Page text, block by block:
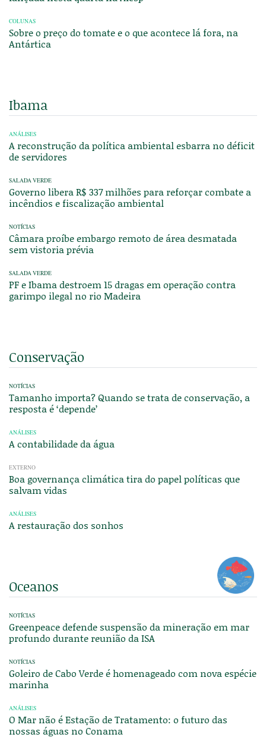
COLUNAS
Sobre o preço do tomate e o que acontece lá fora, na
Antártica
Ibama
ANÁLISES
A reconstrução da política ambiental esbarra no déficit
de servidores
SALADA VERDE
Governo libera R$ 337 milhões para reforçar combate a
incêndios e fiscalização ambiental
NOTÍCIAS
Câmara proíbe embargo remoto de área desmatada
sem vistoria prévia
SALADA VERDE
PF e Ibama destroem 15 dragas em operação contra
garimpo ilegal no rio Madeira
Conservação
NOTÍCIAS
Tamanho importa? Quando se trata de conservação, a
resposta é ‘depende’
ANÁLISES
A contabilidade da água
EXTERNO
Boa governança climática tira do papel políticas que
salvam vidas
ANÁLISES
A restauração dos sonhos
Oceanos
NOTÍCIAS
Greenpeace defende suspensão da mineração em mar
profundo durante reunião da ISA
NOTÍCIAS
Goleiro de Cabo Verde é homenageado com nova espécie
marinha
ANÁLISES
O Mar não é Estação de Tratamento: o futuro das
nossas águas no Conama